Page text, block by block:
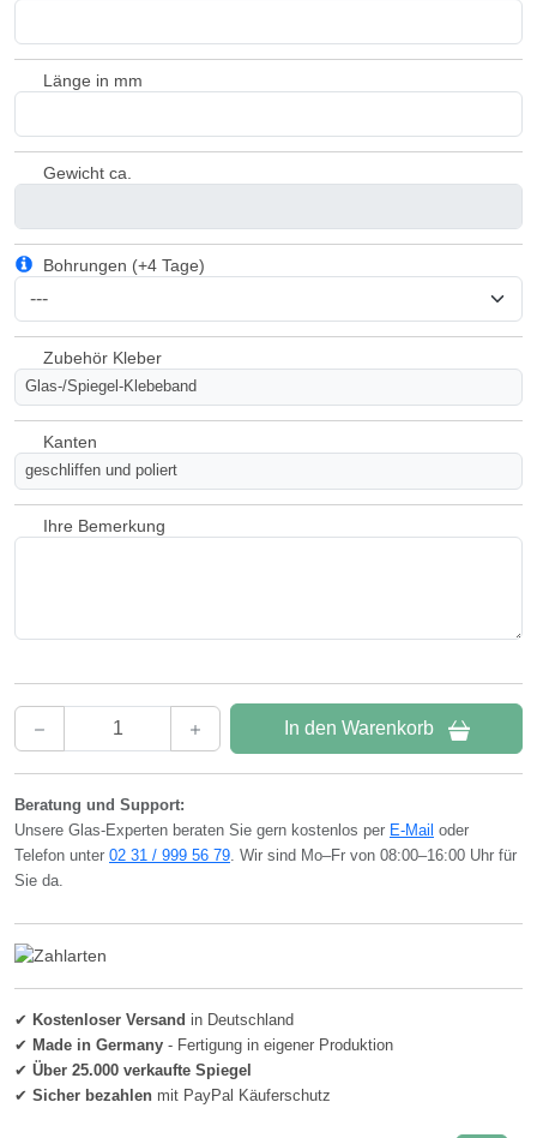
Länge in mm
Gewicht ca.
Bohrungen (+4 Tage)
Zubehör Kleber
Glas-/Spiegel-Klebeband
Kanten
geschliffen und poliert
Ihre Bemerkung
In den Warenkorb
Beratung und Support:
Unsere Glas-Experten beraten Sie gern kostenlos per E-Mail oder
Telefon unter 02 31 / 999 56 79 . Wir sind Mo–Fr von 08:00–16:00 Uhr für
Sie da.
✔ Kostenloser Versand in Deutschland
✔ Made in Germany - Fertigung in eigener Produktion
✔ Über 25.000 verkaufte Spiegel
✔ Sicher bezahlen mit PayPal Käuferschutz